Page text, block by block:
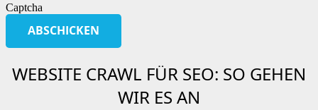
Captcha
WEBSITE CRAWL FÜR SEO: SO GEHEN
WIR ES AN